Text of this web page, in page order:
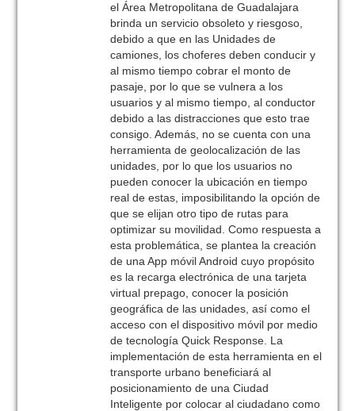
el Área Metropolitana de Guadalajara
brinda un servicio obsoleto y riesgoso,
debido a que en las Unidades de
camiones, los choferes deben conducir y
al mismo tiempo cobrar el monto de
pasaje, por lo que se vulnera a los
usuarios y al mismo tiempo, al conductor
debido a las distracciones que esto trae
consigo. Además, no se cuenta con una
herramienta de geolocalización de las
unidades, por lo que los usuarios no
pueden conocer la ubicación en tiempo
real de estas, imposibilitando la opción de
que se elijan otro tipo de rutas para
optimizar su movilidad. Como respuesta a
esta problemática, se plantea la creación
de una App móvil Android cuyo propósito
es la recarga electrónica de una tarjeta
virtual prepago, conocer la posición
geográfica de las unidades, así como el
acceso con el dispositivo móvil por medio
de tecnología Quick Response. La
implementación de esta herramienta en el
transporte urbano beneficiará al
posicionamiento de una Ciudad
Inteligente por colocar al ciudadano como